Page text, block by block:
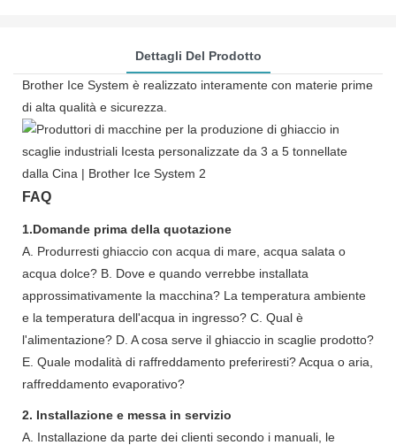
Dettagli Del Prodotto
Brother Ice System è realizzato interamente con materie prime
di alta qualità e sicurezza.
FAQ
1.Domande prima della quotazione
A. Produrresti ghiaccio con acqua di mare, acqua salata o
acqua dolce? B. Dove e quando verrebbe installata
approssimativamente la macchina? La temperatura ambiente
e la temperatura dell'acqua in ingresso? C. Qual è
l'alimentazione? D. A cosa serve il ghiaccio in scaglie prodotto?
E. Quale modalità di raffreddamento preferiresti? Acqua o aria,
raffreddamento evaporativo?
2. Installazione e messa in servizio
A. Installazione da parte dei clienti secondo i manuali, le